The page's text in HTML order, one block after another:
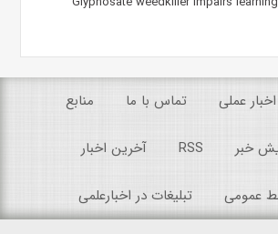
اخبار عملی تماس با ما منابع
خبر RSS آخرین اخبار
عمومی تبلیغات در اخبارعلمی